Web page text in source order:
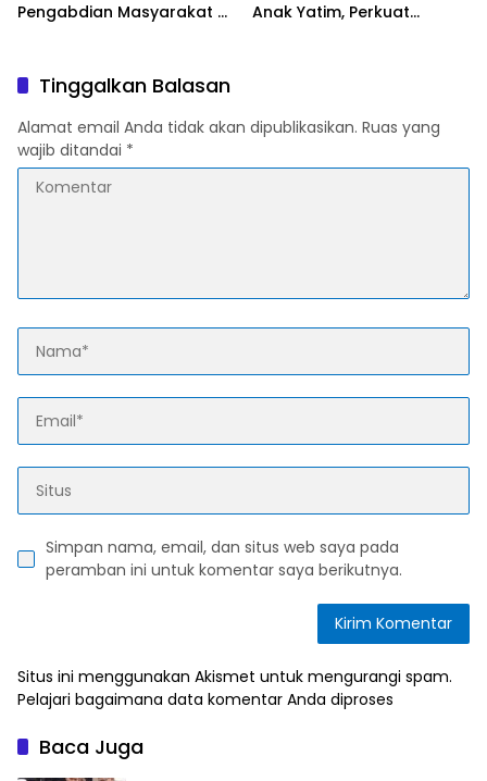
Pengabdian Masyarakat di
Anak Yatim, Perkuat
Tinggalkan Balasan
Alamat email Anda tidak akan dipublikasikan. Ruas yang
wajib ditandai *
Simpan nama, email, dan situs web saya pada
peramban ini untuk komentar saya berikutnya.
Situs ini menggunakan Akismet untuk mengurangi spam.
Pelajari bagaimana data komentar Anda diproses
Baca Juga